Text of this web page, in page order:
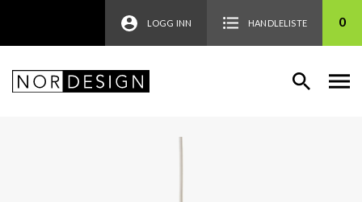
LOGG INN HANDLELISTE 0